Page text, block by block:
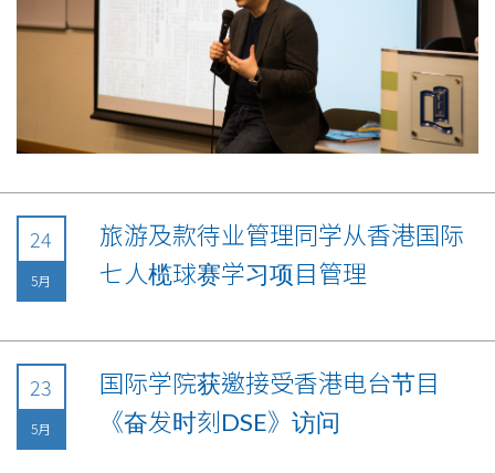
24
5月
旅游及款待业管理同学从香港国际
七人榄球赛学习项目管理
23
5月
国际学院获邀接受香港电台节目
《奋发时刻DSE》访问